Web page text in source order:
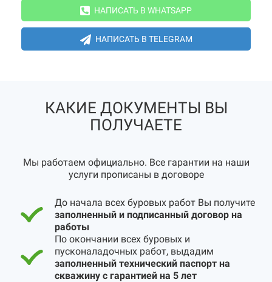
НАПИСАТЬ В WHATSAPP
НАПИСАТЬ В TELEGRAM
КАКИЕ ДОКУМЕНТЫ ВЫ
ПОЛУЧАЕТЕ
Мы работаем официально. Все гарантии на наши
услуги прописаны в договоре
До начала всех буровых работ Вы получите
заполненный и подписанный договор на
работы
По окончании всех буровых и
пусконаладочных работ, выдадим
заполненный технический паспорт на
скважину с гарантией на 5 лет